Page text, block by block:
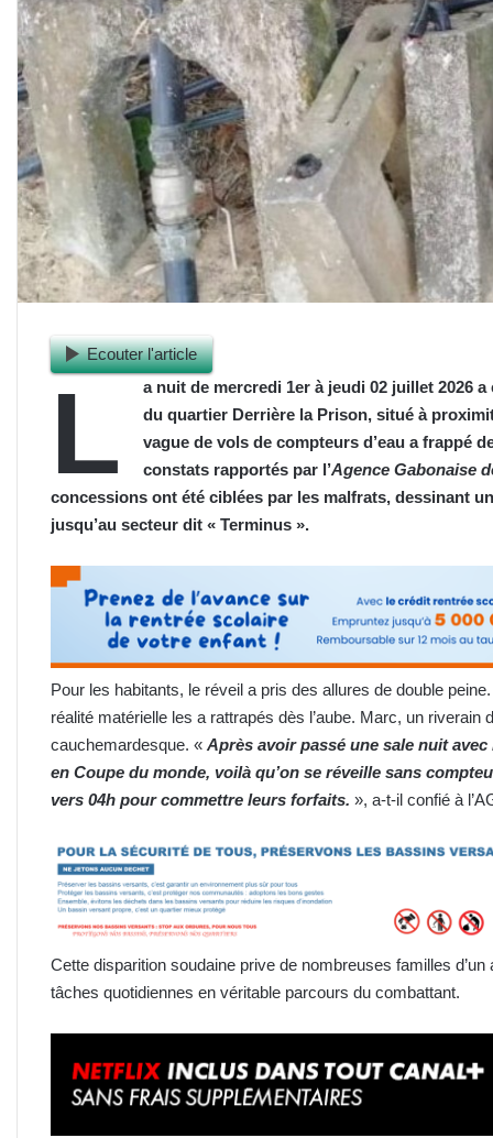
Ecouter l'article
L
a nuit de mercredi 1er à jeudi 02 juillet 2026
du quartier Derrière la Prison, situé à
vague de vols de compteurs d’eau a frappé
constats rapportés par l’Agence Gabonaise
concessions ont été ciblées par les malfrats, dessinant
jusqu’au secteur dit « Terminus ».
Pour les habitants, le réveil a pris des allures de double
réalité matérielle les a rattrapés dès l’aube. Marc, un riverain
cauchemardesque. « Après avoir passé une sale nuit
en Coupe du monde, voilà qu’on se réveille sans
vers 04h pour commettre leurs forfaits. », a-t-il confié à
Cette disparition soudaine prive de nombreuses familles
tâches quotidiennes en véritable parcours du combattant.